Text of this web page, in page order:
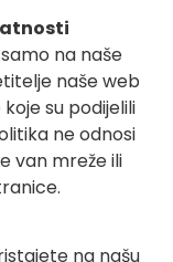
na naše
našeweb
su podijelili
ne odnosi
van mreže ili
na našu